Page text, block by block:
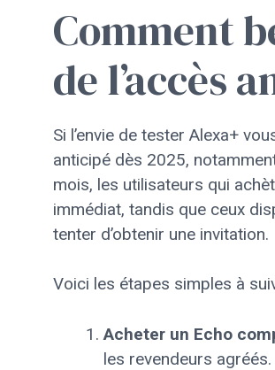
Comment
de l’accès
Si l’envie de tester Alexa+
anticipé dès 2025,
mois, les utilisateurs qui
immédiat, tandis que ceux
tenter d’obtenir une invitation.
Voici les étapes simples à
Acheter un Echo
les revendeurs agréés.